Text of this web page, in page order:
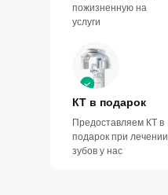
Предоставляем КТ в
подарок при лечении
зубов у нас
КТ в подарок
пожизненную на
услуги